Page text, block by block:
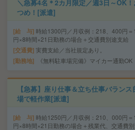
＼急募4名＊2カ月限定／週3日～OK
つめ！[派遣]
給 与 時給1300円／月収例：218、400円
円×8時間×21日勤務の場合＋交通費別途支給
交通費 実費支給／当社規定あり。
勤務地 《無料駐車場完備》マイカー通勤OK
【急募】座り仕事＆立ち仕事バラン
場で軽作業[派遣]
給 与 時給1250円／月収例：210、000円
円×8時間×21日勤務の場合＋残業代、交通費